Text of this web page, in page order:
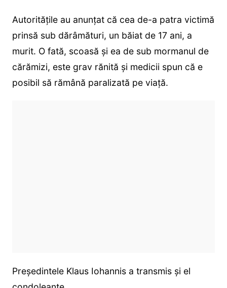
Autoritățile au anunțat că cea de-a patra victimă
prinsă sub dărâmături, un băiat de 17 ani, a
murit. O fată, scoasă și ea de sub mormanul de
cărămizi, este grav rănită și medicii spun că e
posibil să rămână paralizată pe viață.
Președintele Klaus Iohannis a transmis și el